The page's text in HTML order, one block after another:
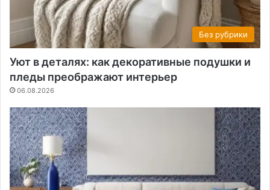
Без рубрики
Уют в деталях: как декоративные подушки и
пледы преображают интерьер
06.08.2026